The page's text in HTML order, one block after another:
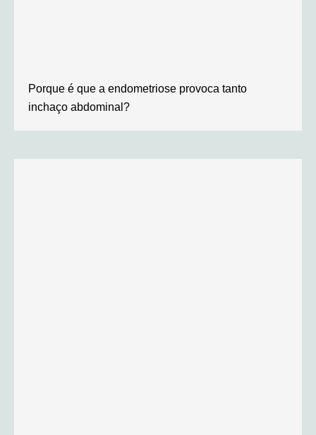
Porque é que a endometriose provoca tanto
inchaço abdominal?